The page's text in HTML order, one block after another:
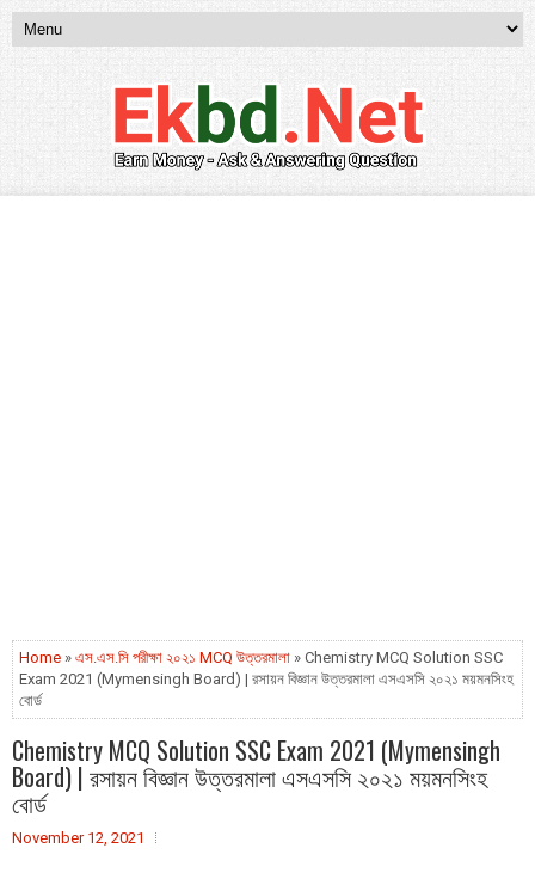
Home » এস.এস.সি পরীক্ষা ২০২১ MCQ উত্তরমালা » Chemistry MCQ Solution SSC
Exam 2021 (Mymensingh Board) | রসায়ন বিজ্ঞান উত্তরমালা এসএসসি ২০২১ ময়মনসিংহ
বোর্ড
Chemistry MCQ Solution SSC Exam 2021 (Mymensingh
Board) | রসায়ন বিজ্ঞান উত্তরমালা এসএসসি ২০২১ ময়মনসিংহ
বোর্ড
November 12, 2021